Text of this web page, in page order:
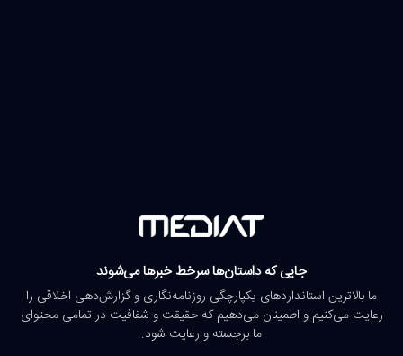
جایی که داستان‌ها سرخط خبرها می‌شوند
ما بالاترین استانداردهای یکپارچگی روزنامه‌نگاری و گزارش‌دهی اخلاقی را
رعایت می‌کنیم و اطمینان می‌دهیم که حقیقت و شفافیت در تمامی محتوای
ما برجسته و رعایت شود.